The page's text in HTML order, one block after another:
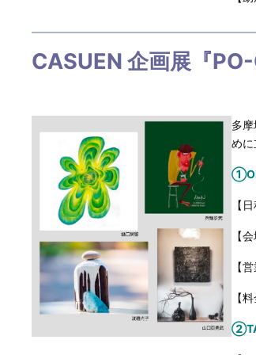
CASUEN 企画展『
多
めに
【
【
【
【